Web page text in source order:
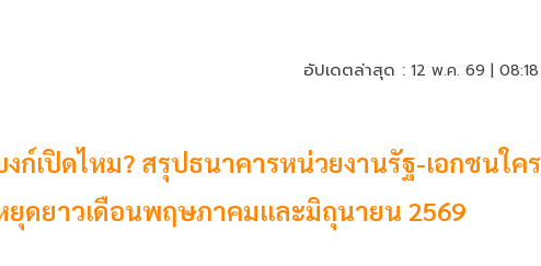
อัปเดตล่าสุด : 12 พ.ค. 69 |
เปิดไหม? สรุปธนาคารหน่วยงานรัฐ-เอกชนใคร
ดยาวเดือนพฤษภาคมและมิถุนายน 2569